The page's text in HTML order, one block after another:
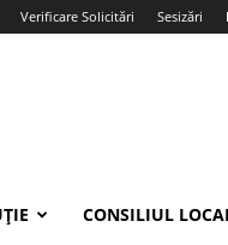
Verificare Solicitări Sesizări
CONSILIUL